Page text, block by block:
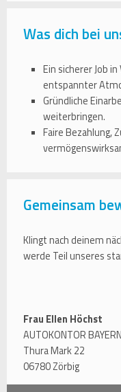
Was dich bei
Ein sicherer Job
entspannter
Gründliche
weiterbringen.
Faire Bezahlung,
Gemeinsam
Klingt nach deinem
werde Teil unseres
Frau Ellen Höchst
AUTOKONTOR
Thura Mark 22
06780 Zörbig